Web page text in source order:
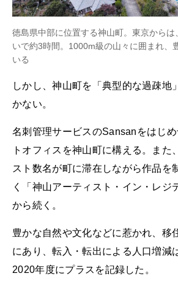
徳島県中部に位置する神山町。東京から
いで約3時間。1000m級の山々に囲まれ、
いる
しかし、神山町を「典型的な過疎地
かない。
名刺管理サービスのSansanをはじ
トオフィスを神山町に構える。また
スト数名が町に滞在しながら作品を
く「神山アーティスト・イン・レジ
から続く。
豊かな自然や文化などに惹かれ、移
にあり、転入・転出による人口増減
2020年度にプラスを記録した。